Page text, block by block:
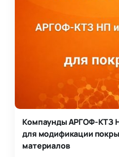
Компаунды АРГОФ-КТЗ
для модификации
материалов